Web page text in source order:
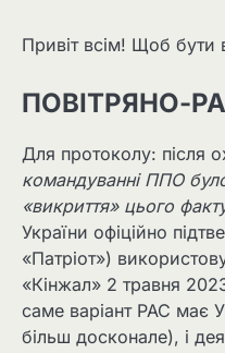
Привіт всім! Щоб бути
ПОВІТРЯНО-
Для протоколу: після
командуванні ППО
«викриття» цього
України офіційно
«Патріот»)
«Кінжал» 2 травня
саме варіант PAC має
більш досконале), і